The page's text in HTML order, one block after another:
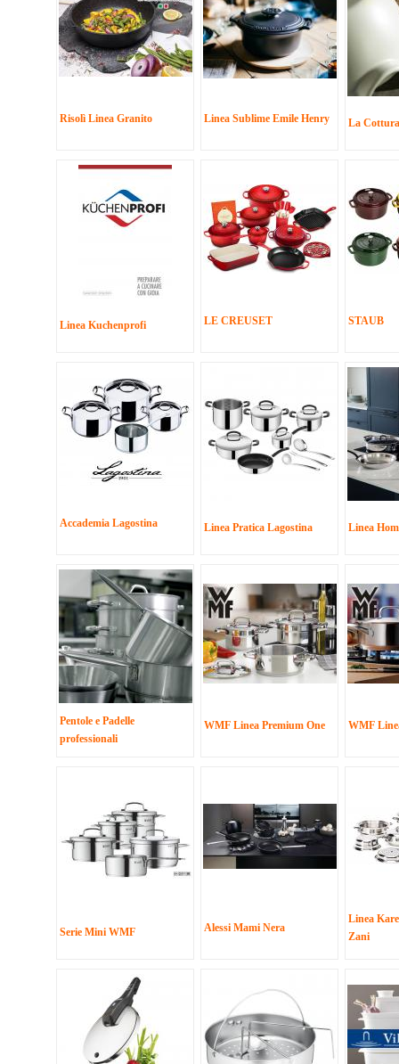
Risolì Linea Granito Linea Sublime Emile Henry La
Linea Kuchenprofi LE CREUSET STAUB
Accademia Lagostina Linea Pratica Lagostina Linea
Pentole e Padelle
professionali
WMF Linea Premium One WMF
Serie Mini WMF Alessi Mami Nera
Linea
Zani